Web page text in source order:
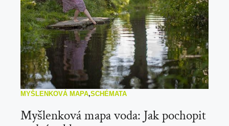
MYŠLENKOVÁ MAPA,SCHÉMATA
Myšlenková mapa voda: Jak pochopit